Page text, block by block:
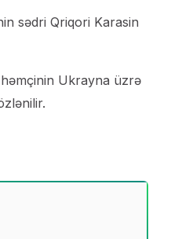
sədri Qriqori Karasin
Ukrayna üzrə